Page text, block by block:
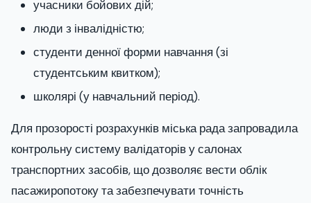
учасники бойових дій;
люди з інвалідністю;
студенти денної форми навчання (зі
студентським квитком);
школярі (у навчальний період).
Для прозорості розрахунків міська рада запровадила
контрольну систему валідаторів у салонах
транспортних засобів, що дозволяє вести облік
пасажиропотоку та забезпечувати точність